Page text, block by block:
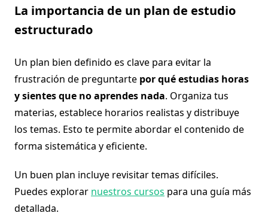
La importancia de un plan de estudio
estructurado
Un plan bien definido es clave para evitar la
frustración de preguntarte por qué estudias horas
y sientes que no aprendes nada. Organiza tus
materias, establece horarios realistas y distribuye
los temas. Esto te permite abordar el contenido de
forma sistemática y eficiente.
Un buen plan incluye revisitar temas difíciles.
Puedes explorar nuestros cursos para una guía más
detallada.